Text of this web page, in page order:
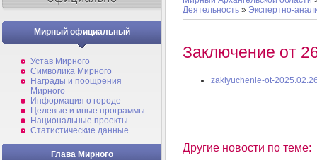
Мирный официальный
Устав Мирного
Символика Мирного
Награды и поощрения
Мирного
Информация о городе
Целевые и иные программы
Национальные проекты
Статистические данные
Глава Мирного
Деятельность » Экспертно-
Заключение от
zaklyuchenie-ot-
Другие новости по теме: